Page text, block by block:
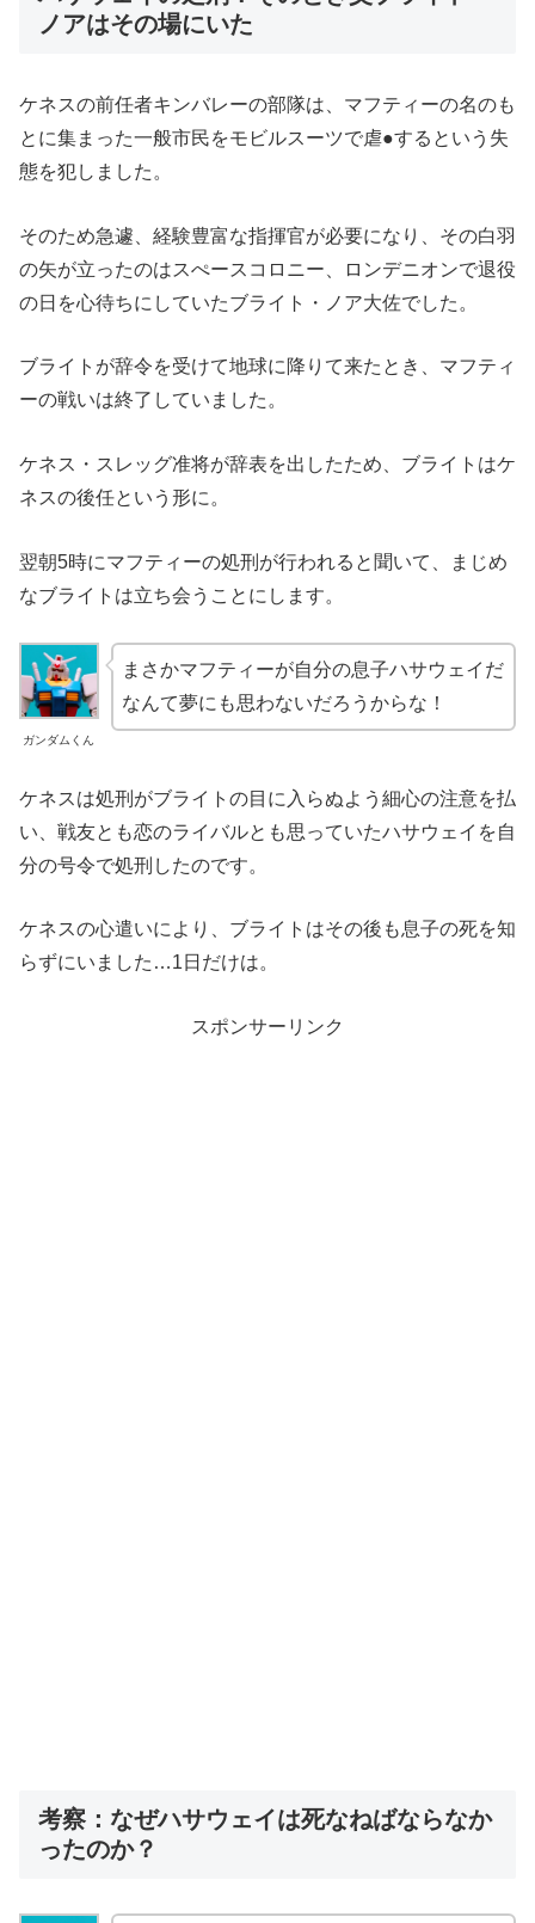
ノアはその場にいた
ケネスの前任者キンバレーの部隊は、マフティーの名のも
とに集まった一般市民をモビルスーツで虐●するという失
態を犯しました。
そのため急遽、経験豊富な指揮官が必要になり、その白羽
の矢が立ったのはスぺースコロニー、ロンデニオンで退役
の日を心待ちにしていたブライト・ノア大佐でした。
ブライトが辞令を受けて地球に降りて来たとき、マフティ
ーの戦いは終了していました。
ケネス・スレッグ准将が辞表を出したため、ブライトはケ
ネスの後任という形に。
翌朝5時にマフティーの処刑が行われると聞いて、まじめ
なブライトは立ち会うことにします。
ガンダムくん
まさかマフティーが自分の息子ハサウェイだ
なんて夢にも思わないだろうからな！
ケネスは処刑がブライトの目に入らぬよう細心の注意を払
い、戦友とも恋のライバルとも思っていたハサウェイを自
分の号令で処刑したのです。
ケネスの心遣いにより、ブライトはその後も息子の死を知
らずにいました…1日だけは。
スポンサーリンク
考察：なぜハサウェイは死なねばならなか
ったのか？